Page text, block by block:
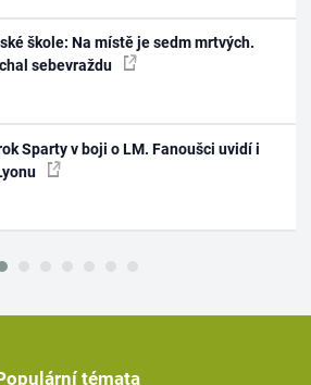
škole: Na místě je sedm mrtvých.
sebevraždu
Sparty v boji o LM. Fanoušci uvidí i
témata